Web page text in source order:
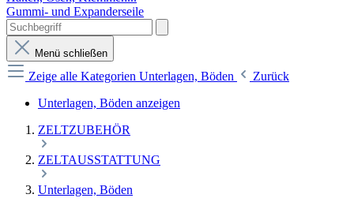
Gummi- und Expanderseile
Menü schließen
Zeige alle Kategorien Unterlagen, Böden
Zurück
Unterlagen, Böden anzeigen
ZELTZUBEHÖR
ZELTAUSSTATTUNG
Unterlagen, Böden